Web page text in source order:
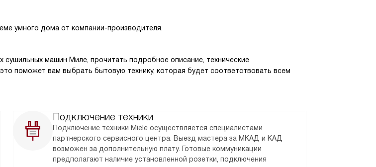
умного дома от компании-производителя.
машин Миле, прочитать подробное описание, технические
поможет вам выбрать бытовую технику, которая будет соответствовать всем
Подключение техники
Подключение техники Miele осуществляется специалистами
партнерского сервисного центра. Выезд мастера за МКАД и КАД
возможен за дополнительную плату. Готовые коммуникации
предполагают наличие установленной розетки, подключения